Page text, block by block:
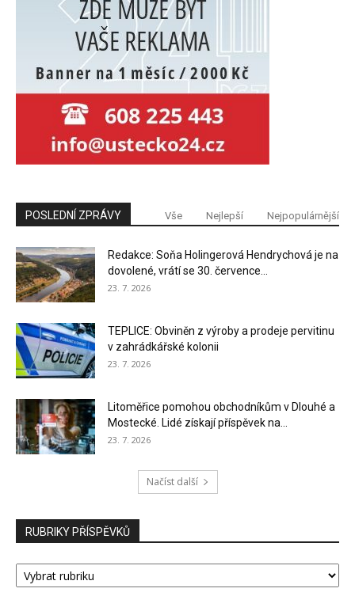
POSLEDNÍ ZPRÁVY Vše Nejlepší Nejpopulárnější
Redakce: Soňa Holingerová Hendrychová je na
dovolené, vrátí se 30. července...
23. 7. 2026
TEPLICE: Obviněn z výroby a prodeje pervitinu
v zahrádkářské kolonii
23. 7. 2026
Litoměřice pomohou obchodníkům v Dlouhé a
Mostecké. Lidé získají příspěvek na...
23. 7. 2026
Načíst další
RUBRIKY PŘÍSPĚVKŮ
RUBRIKY
PŘÍSPĚVKŮ